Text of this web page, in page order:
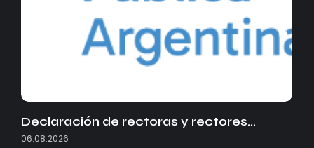
Declaración de rectoras y rectores…
06.08.2026